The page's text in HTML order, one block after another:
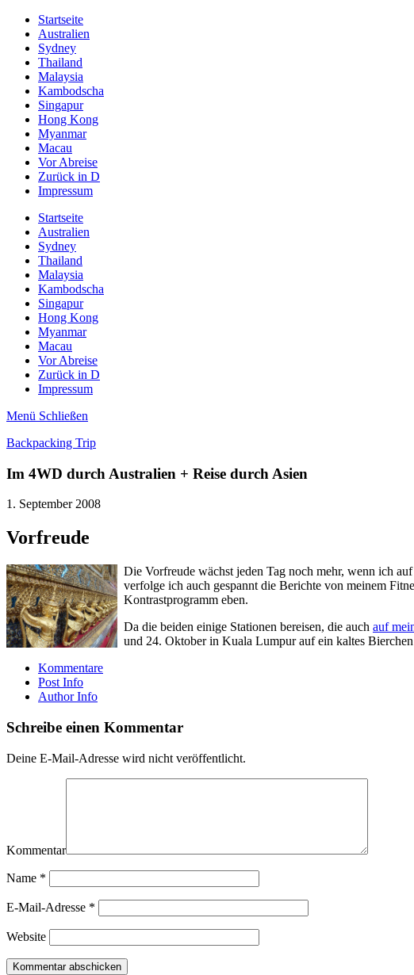
Startseite
Australien
Sydney
Thailand
Malaysia
Kambodscha
Singapur
Hong Kong
Myanmar
Macau
Vor Abreise
Zurück in D
Impressum
Startseite
Australien
Sydney
Thailand
Malaysia
Kambodscha
Singapur
Hong Kong
Myanmar
Macau
Vor Abreise
Zurück in D
Impressum
Menü Schließen
Backpacking Trip
Im 4WD durch Australien + Reise durch Asien
1. September 2008
Vorfreude
Die Vorfreude wächst jeden Tag noch mehr, wenn ich
verfolge ich auch gespannt die Berichte von meinem
Kontrastprogramm eben.
Da die beiden einige Stationen bereisen, die auch auf
und 24. Oktober in Kuala Lumpur auf ein kaltes
Kommentare
Post Info
Author Info
Schreibe einen Kommentar
Deine E-Mail-Adresse wird nicht veröffentlicht.
Kommentar
Name *
E-Mail-Adresse *
Website